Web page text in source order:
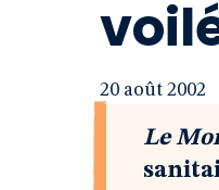
20 août 2002
Le